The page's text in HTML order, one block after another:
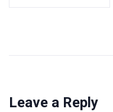
Leave a Reply